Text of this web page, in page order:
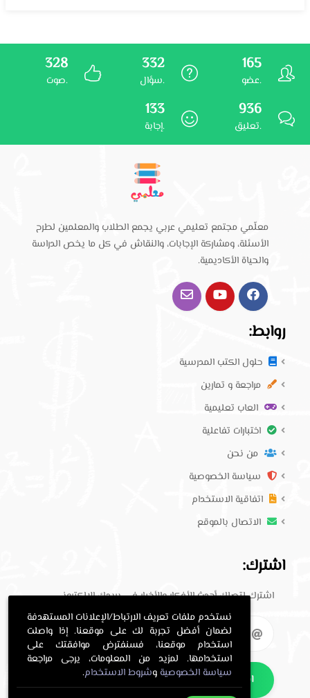
165
عضو.
332
سؤال.
328
صوت.
936
تعليق.
133
إجابة.
معلّمي مجتمع تعليمي عربي يجمع الطلاب والمعلمين لطرح
الأسئلة، ومشاركة الإجابات، والنقاش في كل ما يخص الدراسة
والحياة الأكاديمية.
روابط:
حلول الكتب المدرسية
مراجعة و تمارين
العاب تعليمية
اختبارات تفاعلية
من نحن
سياسة الخصوصية
اتفاقية الاستخدام
الاتصال بالموقع
اشترك:
اشترك لتصلك أحدث الأفكار والأخبار في بريدك الإلكتروني.
اشترك
نستخدم ملفات تعريف الارتباط/الإعلانات المستهدفة
لضمان أفضل تجربة لك على موقعنا. إذا واصلت
استخدام موقعنا، فسنفترض موافقتك على
استخدامها. لمزيد من المعلومات، يرجى مراجعة
سياسة الخصوصية وشروط الاستخدام.